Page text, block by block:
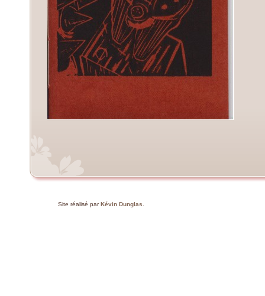
Site réalisé parKévin Dunglas